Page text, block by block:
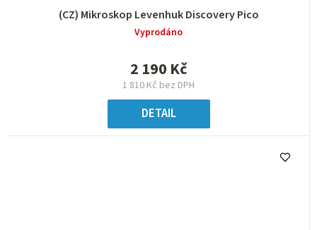
(CZ) Mikroskop Levenhuk Discovery Pico
Vyprodáno
1 810 Kč bez DPH
2 190 Kč
DETAIL